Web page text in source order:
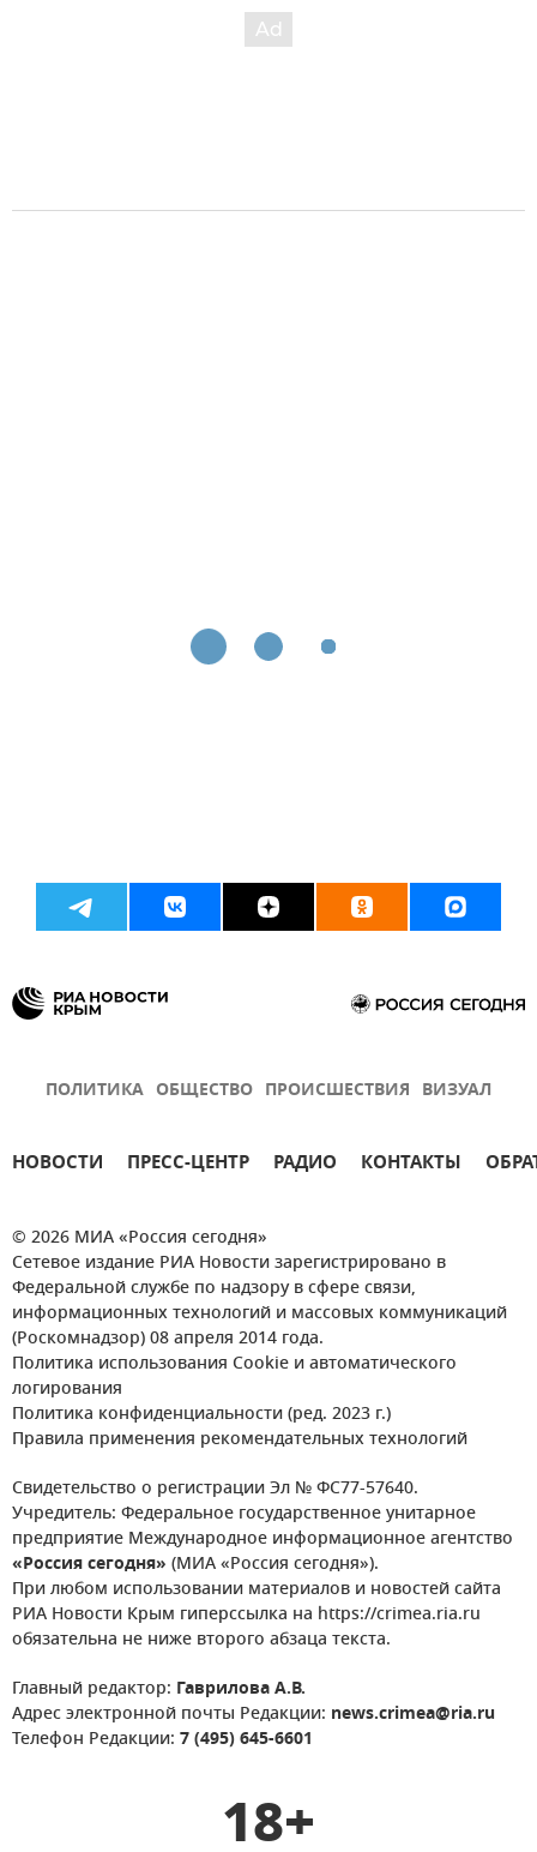
ПОЛИТИКА ОБЩЕСТВО ПРОИСШЕСТВИЯ ВИЗУАЛ
НОВОСТИ ПРЕСС-ЦЕНТР РАДИО КОНТАКТЫ
© 2026 МИА «Россия сегодня»
Сетевое издание РИА Новости зарегистрировано в
Федеральной службе по надзору в сфере связи,
информационных технологий и массовых коммуникаций
(Роскомнадзор) 08 апреля 2014 года.
Политика использования Cookie и автоматического
логирования
Политика конфиденциальности (ред. 2023 г.)
Правила применения рекомендательных технологий
Свидетельство о регистрации Эл № ФС77-57640.
Учредитель: Федеральное государственное унитарное
предприятие Международное информационное агентство
«Россия сегодня» (МИА «Россия сегодня»).
При любом использовании материалов и новостей сайта
РИА Новости Крым гиперссылка на https://crimea.ria.ru
обязательна не ниже второго абзаца текста.
Главный редактор: Гаврилова А.В.
Адрес электронной почты Редакции: news.crimea@ria.ru
Телефон Редакции: 7 (495) 645-6601
18+